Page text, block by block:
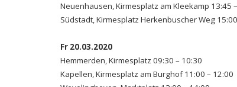
Neuenhausen, Kirmesplatz am Kleekamp 13:45
Südstadt, Kirmesplatz Herkenbuscher Weg
Fr 20.03.2020
Hemmerden, Kirmesplatz 09:30 – 10:30
Kapellen, Kirmesplatz am Burghof 11:00 – 12:00